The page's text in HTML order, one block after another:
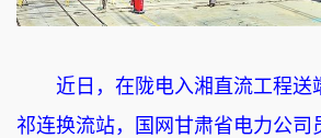
近日，在陇电入湘直流工程
祁连换流站，国网甘肃省电力公司